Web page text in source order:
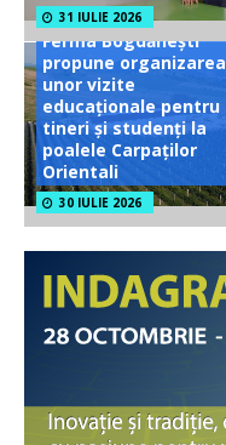
31 IULIE 2026
Ferma Bogdănești
propune organizarea
unor vizite
educaționale pentru
tineri și studenți la
poalele Carpaților
Orientali
30 IULIE 2026